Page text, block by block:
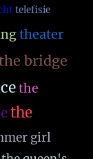
telefisie
theater
bridge
the
the
girl